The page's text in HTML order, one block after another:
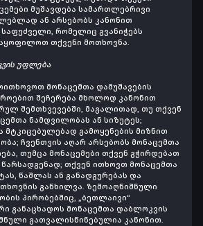
მუშავდება სამართლებრივი
ან არსებობს კანონით
რომელიც გვანიჭებს
თქვენი მოთხოვნა.
უფლება
მონაცემთა დამუშავების
შეჩერება მხოლოდ კანონით
შემთხვევებში, მაგალითად, თუ თქვენ
ნამდვილობას ან სიზუტეს;
მტკიცებულებად გამოყენების მიზნით
ჩვენთვის აღარ არსებობს მონაცემთა
თუმცა მონაცემები თქვენ გჭირდებათ
თქვენ ითხოვთ მონაცემთა
წაშლას ან განადგურებას და
განხილვა. ზემოაღნიშნული
პირობებშიც, „ბეთლაივი“
განაცხადოს მონაცემთა დაბლოკვის
გათვალისწინებულია კანონით.